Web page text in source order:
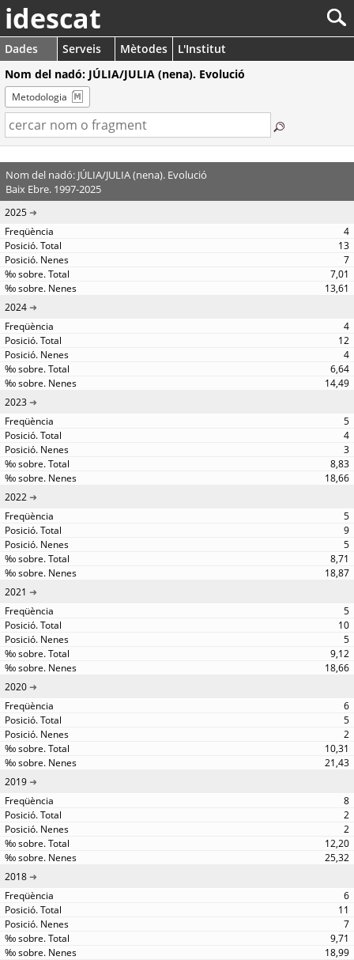
idescat
Dades Serveis Mètodes
L'Institut
Nom del nadó: JÚLIA/JULIA (nena). Evolució
Metodologia
Nom del nadó: JÚLIA/JULIA (nena). Evolució
Baix Ebre. 1997-2025
2025
4
13
7
7,01
13,61
2024
4
12
4
6,64
14,49
2023
5
4
3
8,83
18,66
2022
5
9
5
8,71
18,87
2021
5
10
5
9,12
18,66
2020
6
5
2
10,31
21,43
2019
8
2
2
12,20
25,32
2018
6
11
7
9,71
18,99